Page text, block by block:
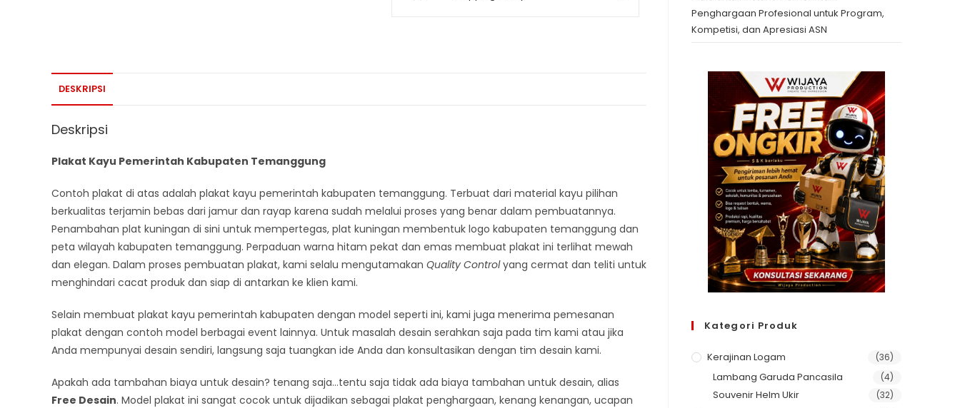
DESKRIPSI
Deskripsi
Plakat Kayu Pemerintah Kabupaten Temanggung
Contoh plakat di atas adalah plakat kayu pemerintah kabupaten temanggung. Terbuat dari material kayu pilihan
berkualitas terjamin bebas dari jamur dan rayap karena sudah melalui proses yang benar dalam pembuatannya.
Penambahan plat kuningan di sini untuk mempertegas, plat kuningan membentuk logo kabupaten temanggung dan
peta wilayah kabupaten temanggung. Perpaduan warna hitam pekat dan emas membuat plakat ini terlihat mewah
dan elegan. Dalam proses pembuatan plakat, kami selalu mengutamakan Quality Controlyang cermat dan teliti untuk
menghindari cacat produk dan siap di antarkan ke klien kami.
Selain membuat plakat kayu pemerintah kabupaten dengan model seperti ini, kami juga menerima pemesanan
plakat dengan contoh model berbagai event lainnya. Untuk masalah desain serahkan saja pada tim kami atau jika
Anda mempunyai desain sendiri, langsung saja tuangkan ide Anda dan konsultasikan dengan tim desain kami.
Apakah ada tambahan biaya untuk desain? tenang saja…tentu saja tidak ada biaya tambahan untuk desain, alias
Free Desain. Model plakat ini sangat cocok untuk dijadikan sebagai plakat penghargaan, kenang kenangan, ucapan
Penghargaan Profesional untuk Program,
Kompetisi, dan Apresiasi ASN
Kategori Produk
Kerajinan Logam (36)
Lambang Garuda Pancasila (4)
Souvenir Helm Ukir (32)